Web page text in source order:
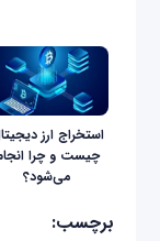
استخراج ارز
چیست و چرا
می‌شود؟
برچسب: